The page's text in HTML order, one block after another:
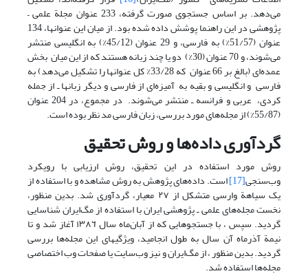
می‌دهد. بر اساس جستجوی صورت گرفته، 233 عنوان مجلة علمی –
عنوان (51/57%) به فارسی، و 29 عنوان (45/12%) به انگلیسی منتشر
می‌شوند، و 70 عنوان (30%) دو یا چند زبانه هستند که از این میان بخش
عمده‌ای (بالغ بر ‌66 عنوان که 33/28% کل عنوانها را تشکیل می‌دهد) به
فارسی و انگلیسی و بقیه به آمیزه‌ای از فارسی و دیگر زبانها ـ از جمله
کردی، عربی و فرانسه ـ منتشر می‌شوند. در مجموع، در 204 عنوان
(55/87%) از مجله‌های مورد بررسی، زبان فارسی مد نظر بوده است.
گردآوری داده‌ها و روش تحقیق
روش مورد استفاده در این تحقیق، روش ارزیابی با رویکرد
وب‌سنجی[17] است. داده‌های پژوهش به روش مشاهده و با استفاده از
یک سیاهة وارسی متشکل از ٢٧ معیار، گردآوری شد. بدین منظور،
نخست مجله‌های علمی ـ پژوهشی ایران با استفاده از مگ‌ایران شناسایی
گردید. سپس ،‌ با جستجوهایی که از آبان‌ماه سال ١٣٨٦ آغاز شد و تا
نیمة آذرماه آن سال به طول انجامید، ویژگیهای این مجله‌ها بررسی
گردید. بدین منظور ، از مگ‌ایران و نیز وب‌سایت یا صفحات وب اختصاصی
مجله‌ها استفاده شد.